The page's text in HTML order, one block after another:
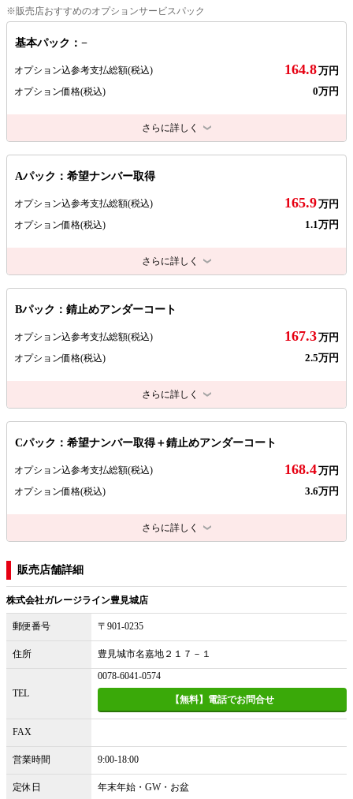
※販売店おすすめのオプションサービスパック
基本パック：−
オプション込参考支払総額(税込) 164.8万円
オプション価格(税込) 0万円
さらに詳しく
Aパック：希望ナンバー取得
オプション込参考支払総額(税込) 165.9万円
オプション価格(税込) 1.1万円
さらに詳しく
Bパック：錆止めアンダーコート
オプション込参考支払総額(税込) 167.3万円
オプション価格(税込) 2.5万円
さらに詳しく
Cパック：希望ナンバー取得＋錆止めアンダーコート
オプション込参考支払総額(税込) 168.4万円
オプション価格(税込) 3.6万円
さらに詳しく
販売店舗詳細
株式会社ガレージライン豊見城店
郵便番号 〒901-0235
住所 豊見城市名嘉地２１７－１
TEL
0078-6041-0574
【無料】電話でお問合せ
FAX
営業時間 9:00-18:00
定休日 年末年始・GW・お盆